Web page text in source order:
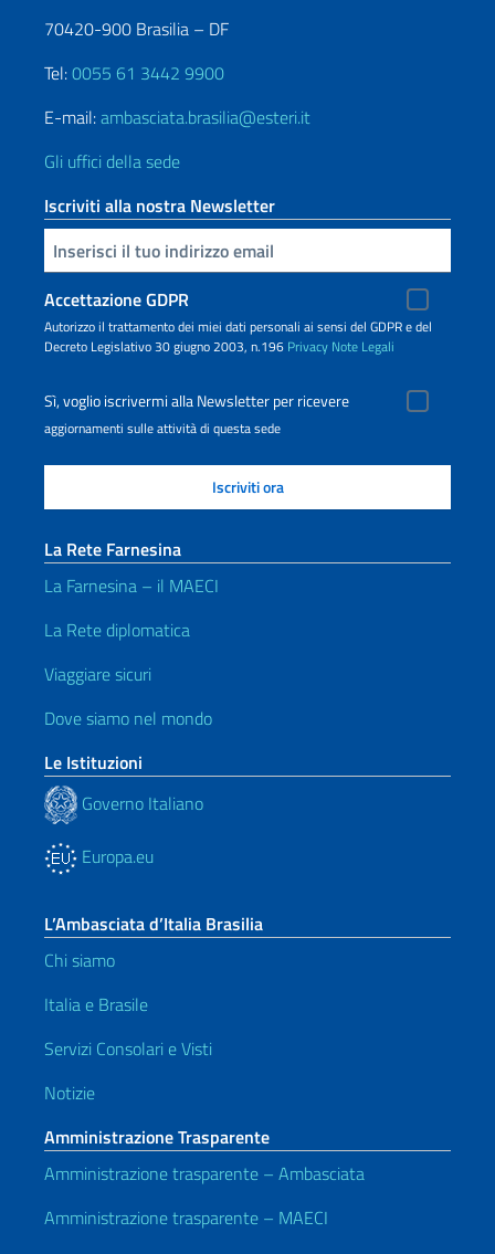
70420-900 Brasilia – DF
Tel:0055 61 3442 9900
E-mail:ambasciata.brasilia@esteri.it
Gli uffici della sede
Iscriviti alla nostra Newsletter
Inserisci la tua email
Accettazione GDPR
Autorizzo il trattamento dei miei dati personali ai sensi del GDPR e del
Decreto Legislativo 30 giugno 2003, n.196 Privacy Note Legali
Sì, voglio iscrivermi alla Newsletter per ricevere
aggiornamenti sulle attività di questa sede
La Rete Farnesina
La Farnesina – il MAECI
La Rete diplomatica
Viaggiare sicuri
Dove siamo nel mondo
Le Istituzioni
Governo Italiano
Europa.eu
L’Ambasciata d’Italia Brasilia
Chi siamo
Italia e Brasile
Servizi Consolari e Visti
Notizie
Amministrazione Trasparente
Amministrazione trasparente – Ambasciata
Amministrazione trasparente – MAECI